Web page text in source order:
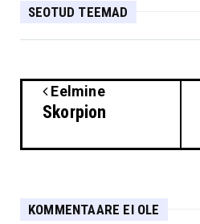
SEOTUD TEEMAD
Eelmine
Skorpion
KOMMENTAARE EI OLE